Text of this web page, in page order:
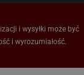
i wysyłki może być
i wyrozumiałość.